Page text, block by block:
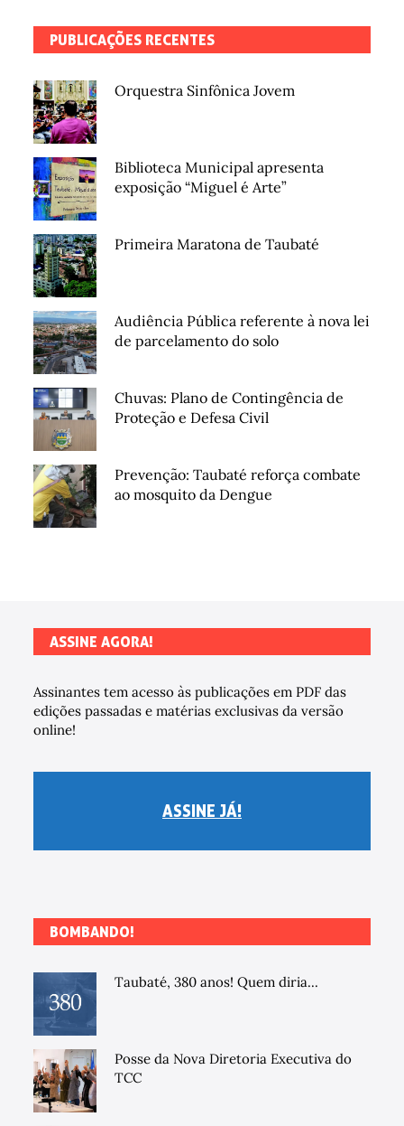
PUBLICAÇÕES RECENTES
Orquestra Sinfônica Jovem
Biblioteca Municipal apresenta
exposição “Miguel é Arte”
Primeira Maratona de Taubaté
Audiência Pública referente à nova lei
de parcelamento do solo
Chuvas: Plano de Contingência de
Proteção e Defesa Civil
Prevenção: Taubaté reforça combate
ao mosquito da Dengue
ASSINE AGORA!
Assinantes tem acesso às publicações em PDF das
edições passadas e matérias exclusivas da versão
online!
ASSINE JÁ!
BOMBANDO!
Taubaté, 380 anos! Quem diria...
Posse da Nova Diretoria Executiva do
TCC